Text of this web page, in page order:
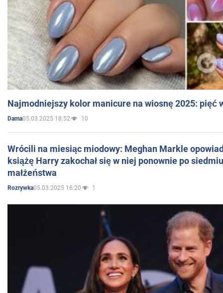
Najmodniejszy kolor manicure na wiosnę 2025: pięć
Dama05.03.2025 18:52 10
Wrócili na miesiąc miodowy: Meghan Markle
książę Harry zakochał się w niej ponownie po
małżeństwa
Rozrywka05.03.2025 16:20 1